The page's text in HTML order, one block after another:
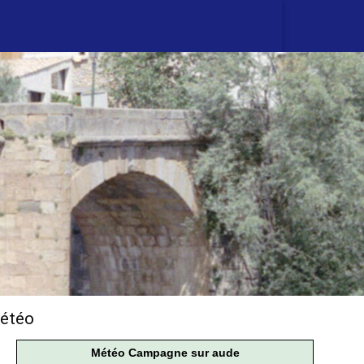
Météo Campagne sur aude